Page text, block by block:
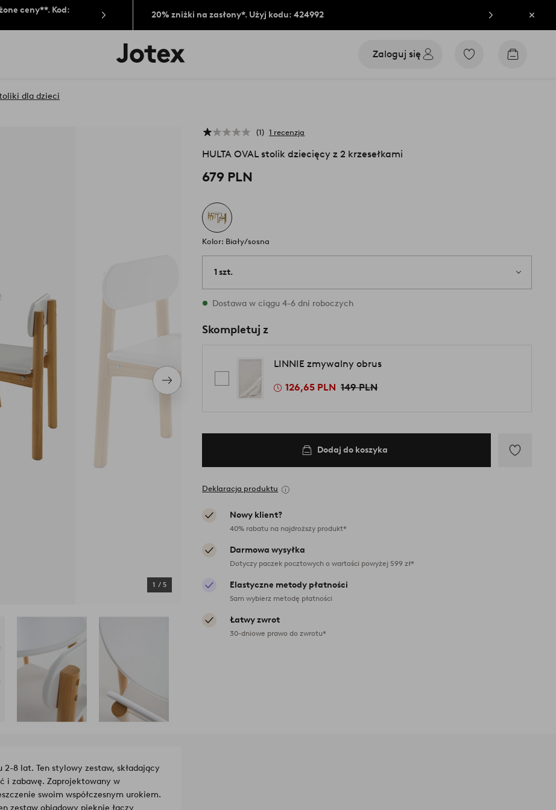
ceny**. Kod:
20% zniżki na zasłony*. Użyj kodu: 424992
Logo
Jotex
Zaloguj się
Przejdź
Przejdź
dla dzieci
Następny
produkt
1 / 5
1 1 recenzja
HULTA OVAL stolik dziecięcy z 2 krzesełkami
679 PLN
Kolor: Biały/sosna
1 szt.
W magazynie
Dostawa w ciągu 4-6 dni roboczych
Skompletuj z
LINNIE zmywalny obrus
126,65 PLN 149 PLN
Dodaj do koszyka
Deklaracja produktu
Nowy klient?
40% rabatu na najdroższy produkt*
Darmowa wysyłka
Dotyczy paczek pocztowych o wartości powyżej 599 zł*
Elastyczne metody płatności
Sam wybierz metodę płatności
Łatwy zwrot
30-dniowe prawo do zwrotu*
8 lat. Ten stylowy zestaw, składający
i zabawę. Zaprojektowany w
swoim współczesnym urokiem.
zestaw obiadowy pięknie łączy